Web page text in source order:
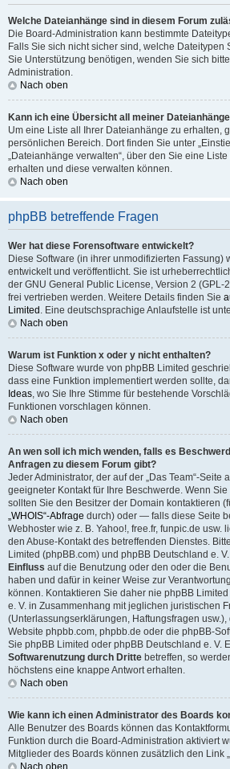
Welche Dateianhänge sind in diesem Forum
Die Board-Administration kann bestimmte
Falls Sie sich nicht sicher sind, welche Dateitypen
Sie Unterstützung benötigen, wenden Sie sich
Administration.
Nach oben
Kann ich eine Übersicht all meiner
Um eine Liste all Ihrer Dateianhänge zu erhalten,
persönlichen Bereich. Dort finden Sie unter
„Dateianhänge verwalten“, über den Sie eine
erhalten und diese verwalten können.
Nach oben
phpBB betreffende Fragen
Wer hat diese Forensoftware entwickelt?
Diese Software (in ihrer unmodifizierten Fassung)
entwickelt und veröffentlicht. Sie ist
der GNU General Public License, Version 2 (GPL-
frei vertrieben werden. Weitere Details finden Sie
Limited . Eine deutschsprachige Anlaufstelle ist
Nach oben
Warum ist Funktion x oder y nicht enthalten?
Diese Software wurde von phpBB Limited
dass eine Funktion implementiert werden sollte,
Ideas, wo Sie Ihre Stimme für bestehende
Funktionen vorschlagen können.
Nach oben
An wen soll ich mich wenden, falls es
Anfragen zu diesem Forum gibt?
Jeder Administrator, der auf der „Das Team“-Seite
geeigneter Kontakt für Ihre Beschwerde. Wenn
sollten Sie den Besitzer der Domain kontaktieren
„WHOIS“-Abfrage durch) oder — falls diese Seite
Webhoster wie z. B. Yahoo!, free.fr, funpic.de
den Abuse-Kontakt des betreffenden Dienstes.
Limited (phpBB.com) und phpBB Deutschland e.
Einfluss auf die Benutzung oder den oder die
haben und dafür in keiner Weise zur
können. Kontaktieren Sie daher nie phpBB
e. V. in Zusammenhang mit jeglichen juristischen
(Unterlassungserklärungen, Haftungsfragen usw.),
Website phpbb.com, phpbb.de oder die phpBB-
Sie phpBB Limited oder phpBB Deutschland e. V.
Softwarenutzung durch Dritte betreffen, so
höchstens eine knappe Antwort erhalten.
Nach oben
Wie kann ich einen Administrator des Boards
Alle Benutzer des Boards können das
Funktion durch die Board-Administration aktiviert
Mitglieder des Boards können zusätzlich den Link
Nach oben